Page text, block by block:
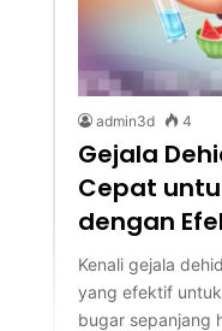
admin3d 4
Gejala
Cepat
dengan
Kenali gejala
yang efektif
bugar sepanjang